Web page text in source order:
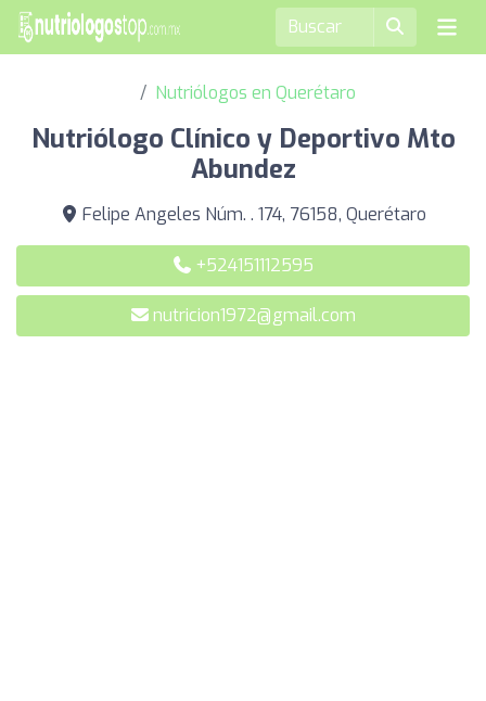
Nutriólogos en Querétaro
Nutriólogo Clínico y Deportivo Mto
Abundez
Felipe Angeles Núm. . 174, 76158, Querétaro
+524151112595
nutricion1972@gmail.com